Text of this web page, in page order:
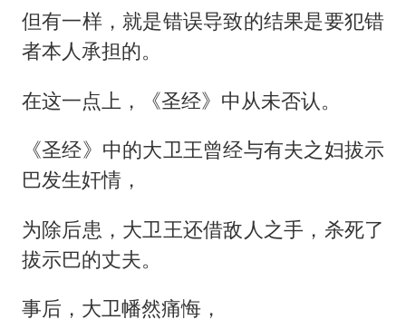
但有一样，就是错误导致的结果是要犯错
者本人承担的。
在这一点上，《圣经》中从未否认。
《圣经》中的大卫王曾经与有夫之妇拔示
巴发生奸情，
为除后患，大卫王还借敌人之手，杀死了
拔示巴的丈夫。
事后，大卫幡然痛悔，